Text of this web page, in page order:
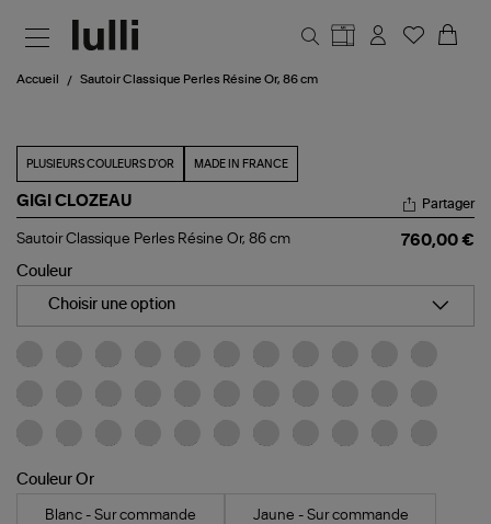
Accueil Sautoir Classique Perles Résine Or, 86 cm
PLUSIEURS COULEURS D'OR MADE IN FRANCE
GIGI CLOZEAU
Sautoir
Perles
Résine
86
Partager
Sautoir Classique Perles Résine Or, 86 cm
760,00 €
Couleur
Choisir une option
Couleur Or
Blanc - Sur commande Jaune - Sur commande